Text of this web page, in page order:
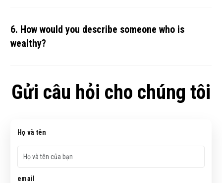
6. How would you describe someone who is
wealthy?
Gửi câu hỏi cho chúng tôi
Họ và tên
email